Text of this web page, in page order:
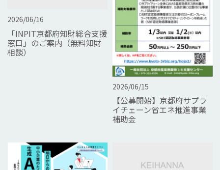
2026/06/16
「INPIT京都府知財総合⽀援
窓⼝」のご案内（無料知財
相談）
2026/06/15
【公募開始】京都府サプラ
イチェーン省エネ推進事業
補助金